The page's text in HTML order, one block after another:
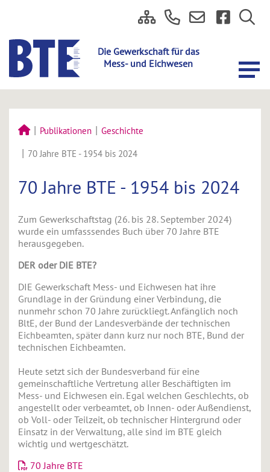
Publikationen
Geschichte
70 Jahre BTE - 1954 bis 2024
70 Jahre BTE - 1954 bis 2024
Zum Gewerkschaftstag (26. bis 28. September 2024)
wurde ein umfasssendes Buch über 70 Jahre BTE
herausgegeben.
DER oder DIE BTE?
DIE Gewerkschaft Mess- und Eichwesen hat ihre
Grundlage in der Gründung einer Verbindung, die
nunmehr schon 70 Jahre zurückliegt. Anfänglich noch
BltE, der Bund der Landesverbände der technischen
Eichbeamten, später dann kurz nur noch BTE, Bund der
technischen Eichbeamten.
Heute setzt sich der Bundesverband für eine
gemeinschaftliche Vertretung aller Beschäftigten im
Mess- und Eichwesen ein. Egal welchen Geschlechts, ob
angestellt oder verbeamtet, ob Innen- oder Außendienst,
ob Voll- oder Teilzeit, ob technischer Hintergrund oder
Einsatz in der Verwaltung, alle sind im BTE gleich
wichtig und wertgeschätzt.
70 Jahre BTE